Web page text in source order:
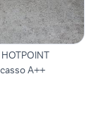
ARISTON a incasso A++